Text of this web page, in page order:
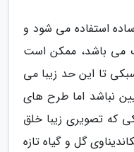
استفاده می شود و
می باشد، ممکن است
تا این حد زیبا می
نباشد اما طرح های
که تصویری زیبا خلق
گل و گیاه تازه